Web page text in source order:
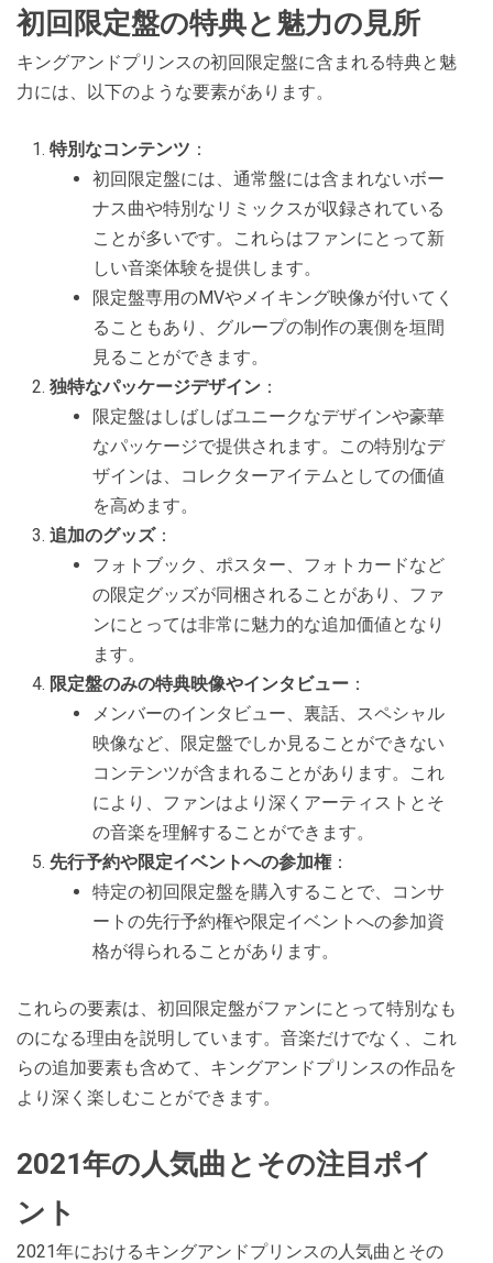
初回限定盤の特典と魅力の見所
キングアンドプリンスの初回限定盤に含まれる特典と魅
力には、以下のような要素があります。
特別なコンテンツ ：
初回限定盤には、通常盤には含まれないボー
ナス曲や特別なリミックスが収録されている
ことが多いです。これらはファンにとって新
しい音楽体験を提供します。
限定盤専用のMVやメイキング映像が付いてく
ることもあり、グループの制作の裏側を垣間
見ることができます。
独特なパッケージデザイン ：
限定盤はしばしばユニークなデザインや豪華
なパッケージで提供されます。この特別なデ
ザインは、コレクターアイテムとしての価値
を高めます。
追加のグッズ：
フォトブック、ポスター、フォトカードなど
の限定グッズが同梱されることがあり、ファ
ンにとっては非常に魅力的な追加価値となり
ます。
限定盤のみの特典映像やインタビュー ：
メンバーのインタビュー、裏話、スペシャル
映像など、限定盤でしか見ることができない
コンテンツが含まれることがあります。これ
により、ファンはより深くアーティストとそ
の音楽を理解することができます。
先行予約や限定イベントへの参加権：
特定の初回限定盤を購入することで、コンサ
ートの先行予約権や限定イベントへの参加資
格が得られることがあります。
これらの要素は、初回限定盤がファンにとって特別なも
のになる理由を説明しています。音楽だけでなく、これ
らの追加要素も含めて、キングアンドプリンスの作品を
より深く楽しむことができます。
2021年の人気曲とその注目ポイ
ント
2021年におけるキングアンドプリンスの人気曲とその